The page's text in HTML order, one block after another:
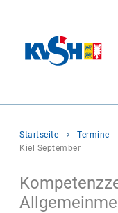
Sie
befinden
Startseite Termine
Kiel September